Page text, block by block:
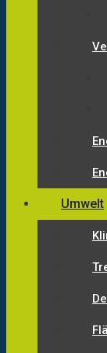
Umwelt